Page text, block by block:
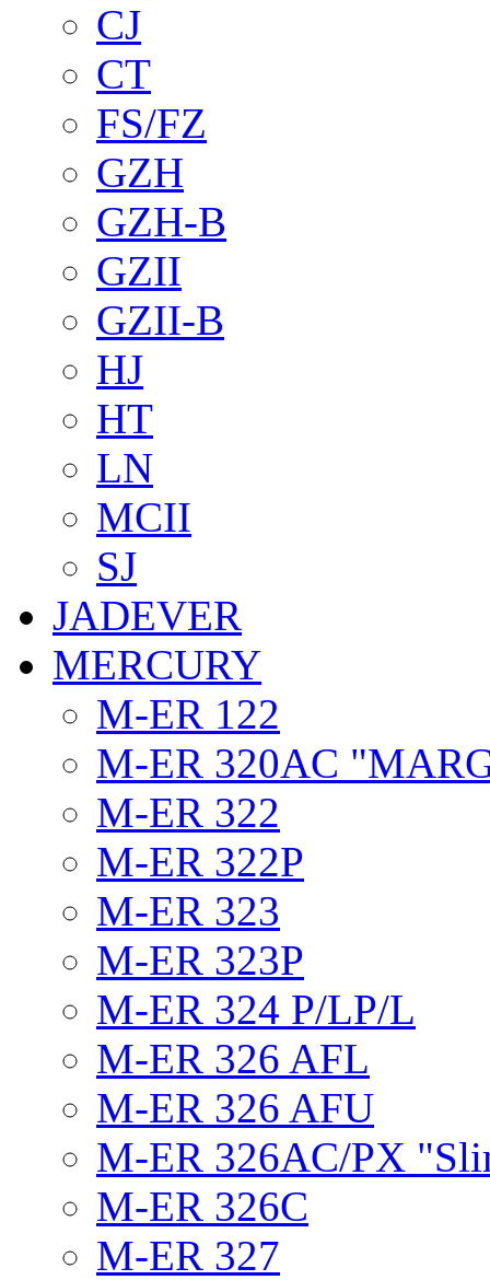
CJ
CT
FS/FZ
GZH
GZH-B
GZII
GZII-B
HJ
HT
LN
MCII
SJ
JADEVER
MERCURY
M-ER 122
M-ER 320AC
M-ER 322
M-ER 322P
M-ER 323
M-ER 323P
M-ER 324 P/LP/L
M-ER 326 AFL
M-ER 326 AFU
M-ER 326AC/PX
M-ER 326C
M-ER 327